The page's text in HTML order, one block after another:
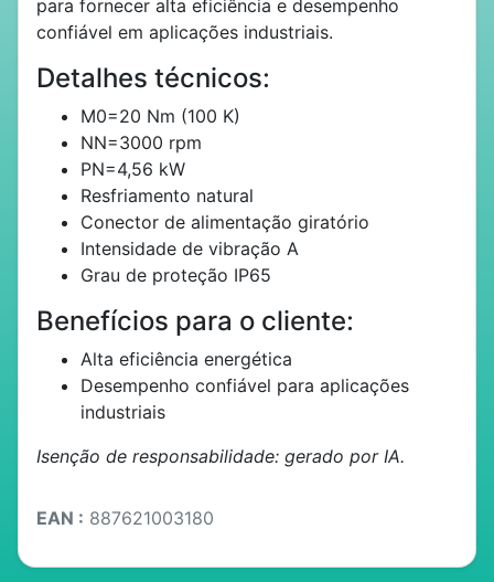
para fornecer alta eficiência e desempenho
confiável em aplicações industriais.
Detalhes técnicos:
M0=20 Nm (100 K)
NN=3000 rpm
PN=4,56 kW
Resfriamento natural
Conector de alimentação giratório
Intensidade de vibração A
Grau de proteção IP65
Benefícios para o cliente:
Alta eficiência energética
Desempenho confiável para aplicações
industriais
Isenção de responsabilidade: gerado por IA.
EAN : 887621003180